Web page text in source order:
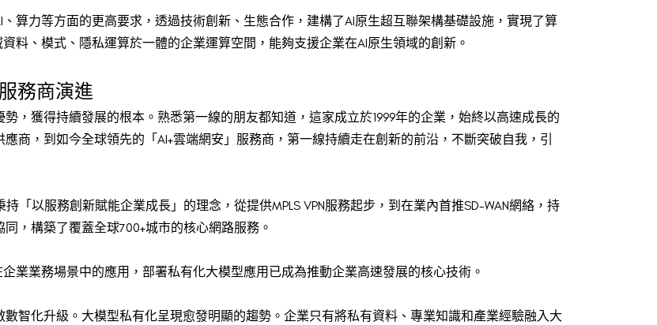
算力等方面的更高要求，透過技術創新、生態合作，建構了AI原生超互聯架構基礎設施，實現了算
料、模式、隱私運算於一體的企業運算空間，能夠支援企業在AI原生領域的創新。
務商演進
，獲得持續發展的根本。熟悉第一線的朋友都知道，這家成立於1999年的企業，始終以高速成長的
商，到如今全球領先的「AI+雲端網安」服務商，第一線持續走在創新的前沿，不斷突破自我，引
「以服務創新賦能企業成長」的理念，從提供MPLS VPN服務起步，到在業內首推SD-WAN網絡，持
，構築了覆蓋全球700+城市的核心網路服務。
業業務場景中的應用，部署私有化大模型應用已成為推動企業高速發展的核心技術。
智化升級。大模型私有化呈現愈發明顯的趨勢。企業只有將私有資料、專業知識和產業經驗融入大